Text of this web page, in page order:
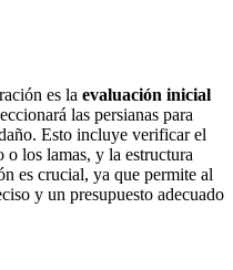
es la evaluación inicial
las persianas para
Esto incluye verificar el
o los lamas, y la estructura
es crucial, ya que permite al
y un presupuesto adecuado